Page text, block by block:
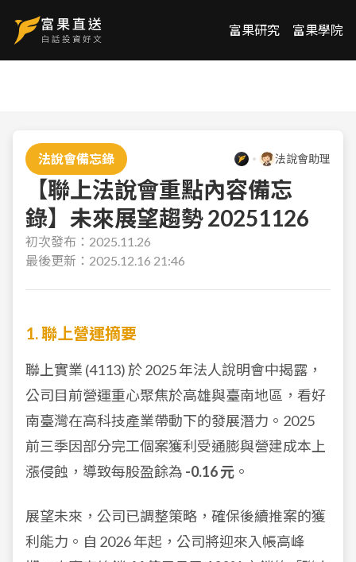
富果研究 富果學院
法說會備忘錄 法說會助理
【聯上法說會重點內容備忘
錄】未來展望趨勢 20251126
初次發布： 2025.11.26
最後更新： 2025.12.16 21:46
1. 聯上營運摘要
聯上實業 (4113) 於 2025 年法人說明會中揭露，
公司目前營運重心聚焦於高雄與臺南地區，看好
南臺灣在高科技產業帶動下的發展潛力。2025
前三季因部分完工個案獲利受通膨與營建成本上
漲侵蝕，導致每股盈餘為 -0.16 元 。
展望未來，公司已調整策略，確保後續推案的獲
利能力。自 2026 年起，公司將迎來入帳高峰